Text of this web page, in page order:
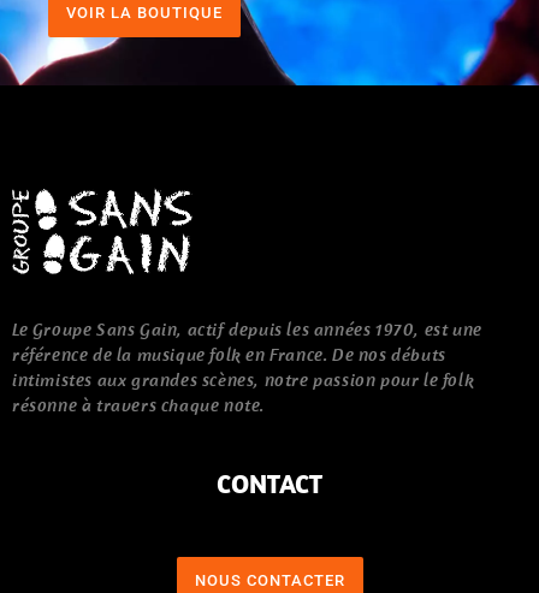
VOIR LA BOUTIQUE
Le Groupe Sans Gain, actif depuis les années 1970, est une
référence de la musique folk en France. De nos débuts
intimistes aux grandes scènes, notre passion pour le folk
résonne à travers chaque note.
CONTACT
NOUS CONTACTER